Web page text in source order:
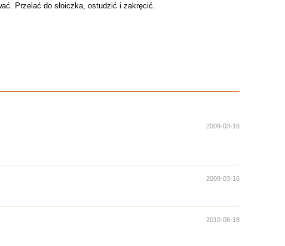
Przelać do słoiczka, ostudzić i zakręcić.
2009-03-16
2009-03-16
2010-06-18